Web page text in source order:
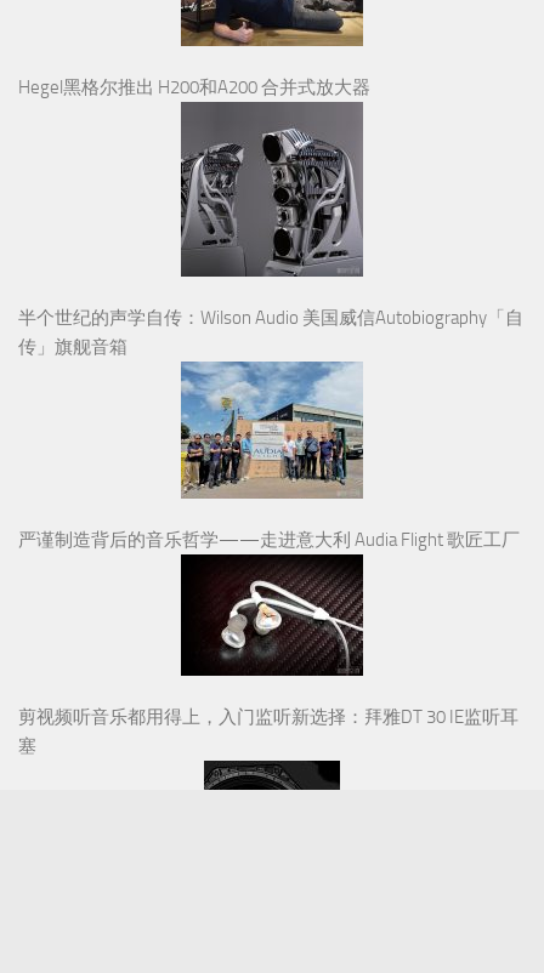
Hegel黑格尔推出 H200和A200 合并式放大器
半个世纪的声学自传：Wilson Audio 美国威信Autobiography「自
传」旗舰音箱
严谨制造背后的音乐哲学——走进意大利 Audia Flight 歌匠工厂
剪视频听音乐都用得上，入门监听新选择：拜雅DT 30 IE监听耳
塞